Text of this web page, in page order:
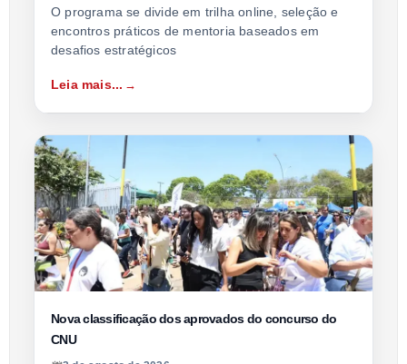
O programa se divide em trilha online, seleção e
encontros práticos de mentoria baseados em
desafios estratégicos
Leia mais...
Nova classificação dos aprovados do concurso do
CNU